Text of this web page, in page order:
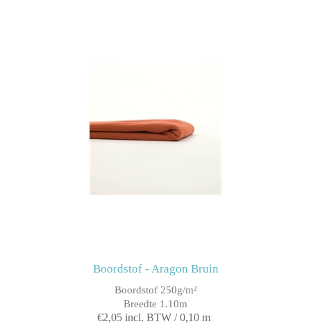
Boordstof - Aragon Bruin
Boordstof 250g/m²
Breedte 1.10m
€2,05 incl. BTW / 0,10 m